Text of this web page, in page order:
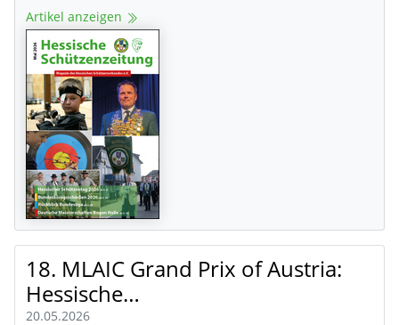
Artikel anzeigen
18. MLAIC Grand Prix of Austria:
Hessische…
20.05.2026